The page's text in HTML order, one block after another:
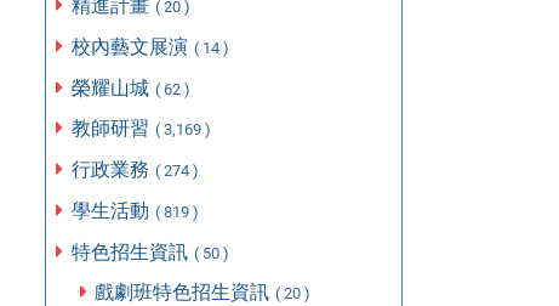
精進計畫 ( 20 )
校內藝文展演 ( 14 )
榮耀山城 ( 62 )
教師研習 ( 3,169 )
行政業務 ( 274 )
學生活動 ( 819 )
特色招生資訊 ( 50 )
戲劇班特色招生資訊 ( 20 )